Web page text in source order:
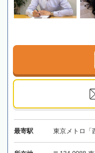
最寄駅 東京メトロ「